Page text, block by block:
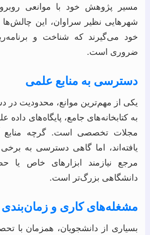
مسیر پژوهش خود با موانعی
شهرهایی نظیر سراوان، این چالش‌ها
خود می‌گیرند که شناخت و
ضروری است.
دسترسی به منابع علمی
یکی از مهم‌ترین موانع، محدودیت در
به کتابخانه‌های جامع، پایگاه‌های داده
مجلات تخصصی است. گرچه منابع
یافته‌اند، اما گاهی دسترسی به
مرجع نیازمند ابزارهای خاص یا
دانشگاهی بزرگ‌تر است.
مشغله‌های کاری و زمان‌بندی
بسیاری از دانشجویان، همزمان با